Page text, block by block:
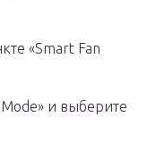
«Smart Fan
и выберите